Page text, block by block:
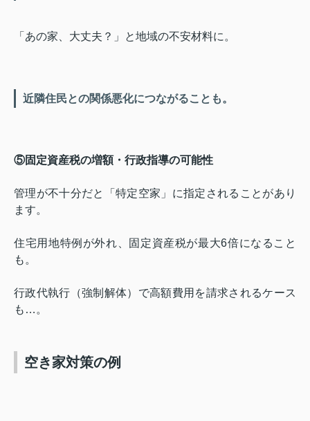
「あの家、大丈夫？」と地域の不安材料に。
近隣住民との関係悪化につながることも。
⑤固定資産税の増額・行政指導の可能性
管理が不十分だと「特定空家」に指定されることがあり
ます。
住宅用地特例が外れ、固定資産税が最大6倍になること
も。
行政代執行（強制解体）で高額費用を請求されるケース
も…。
空き家対策の例